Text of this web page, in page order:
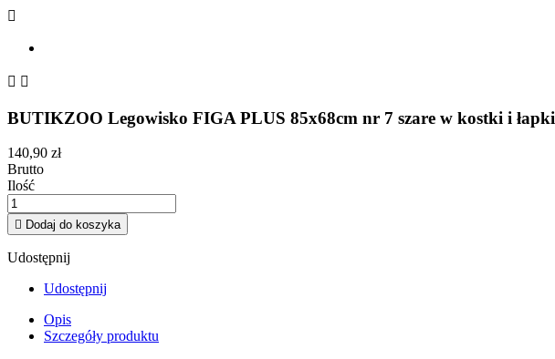

 
BUTIKZOO Legowisko FIGA PLUS 85x68cm nr 7 szare w kostki i łapki
140,90 zł
Brutto
Ilość
 Dodaj do koszyka
Udostępnij
Udostępnij
Opis
Szczegóły produktu